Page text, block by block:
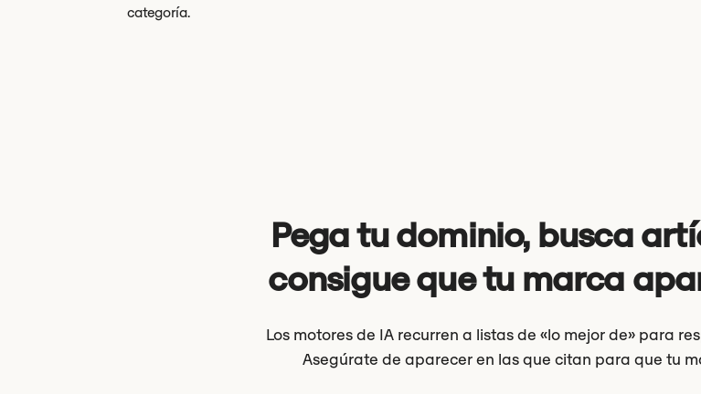
categoría.
Pega tu dominio, busca
consigue que tu marca
Los motores de IA recurren a listas de «lo mejor de» para
Asegúrate de aparecer en las que citan para que tu